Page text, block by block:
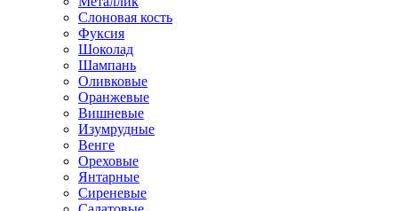
Слоновая кость
Фуксия
Шоколад
Шампань
Оливковые
Оранжевые
Вишневые
Изумрудные
Венге
Ореховые
Янтарные
Сиреневые